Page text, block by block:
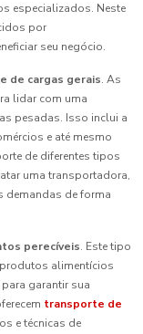
especializados. Neste
por
seu negócio.
de cargas gerais. As
lidar com uma
pesadas. Isso inclui a
e até mesmo
de diferentes tipos
uma transportadora,
demandas de forma
perecíveis. Este tipo
alimentícios
garantir sua
transporte de
e técnicas de